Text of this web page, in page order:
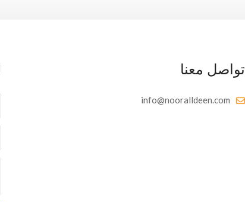
تواصل معنا
info@nooralldeen.com